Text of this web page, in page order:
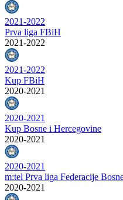
2021-2022
Prva liga FBiH
2021-2022
2021-2022
Kup FBiH
2020-2021
2020-2021
Kup Bosne i Hercegovine
2020-2021
2020-2021
m:tel Prva liga Federacije
2020-2021